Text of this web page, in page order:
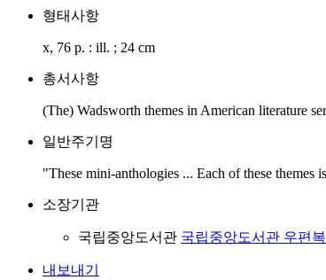
형태사항
x, 76 p. : ill. ; 24 cm
총서사항
(The) Wadsworth themes in American literature
일반주기명
"These mini-anthologies ... Each of these
소장기관
국립중앙도서관 국립중앙도서관 우편
내보내기